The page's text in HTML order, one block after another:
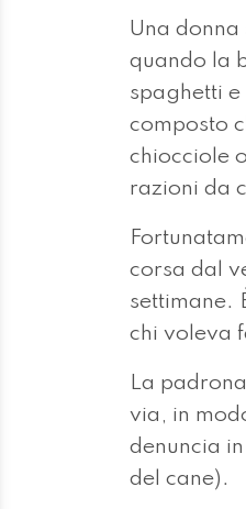
Una donna
quando la
spaghetti e
composto
chiocciole
razioni da
corsa dal
settimane.
chi voleva
La
via, in
denuncia
del cane).